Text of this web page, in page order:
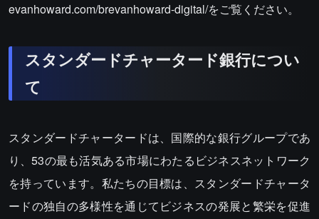
evanhoward.com/brevanhoward-digital/をご覧ください。
スタンダードチャータード銀行につい
て
スタンダードチャータードは、国際的な銀行グループであ
り、53の最も活気ある市場にわたるビジネスネットワーク
を持っています。私たちの目標は、スタンダードチャータ
ードの独自の多様性を通じてビジネスの発展と繁栄を促進